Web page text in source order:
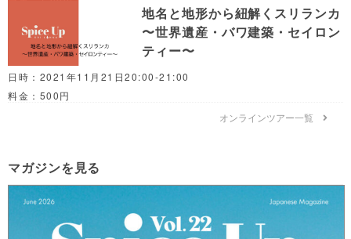
地名と地形から紐解くスリランカ
〜世界遺産・バワ建築・セイロン
ティー〜
日時：2021年11月21日20:00-21:00
料金：500円
オンラインツアー一覧
マガジンを見る